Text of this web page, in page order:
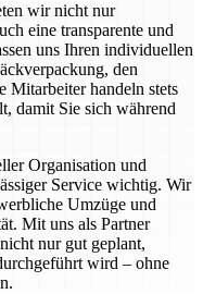
wir nicht nur
eine transparente und
uns Ihren individuellen
den
Mitarbeiter handeln stets
damit Sie sich während
Organisation und
Service wichtig. Wir
Umzüge und
Mit uns als Partner
nur gut geplant,
wird – ohne